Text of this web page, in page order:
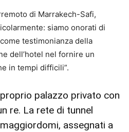
di Marrakech-Safi,
siamo onorati di
testimonianza della
dell’hotel nel fornire un
in tempi difficili”.
palazzo privato con
re. La rete di tunnel
assegnati a